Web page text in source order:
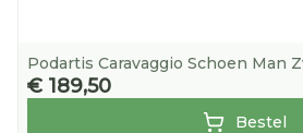
Podartis Caravaggio Schoen Man
€ 189,50
Bestel